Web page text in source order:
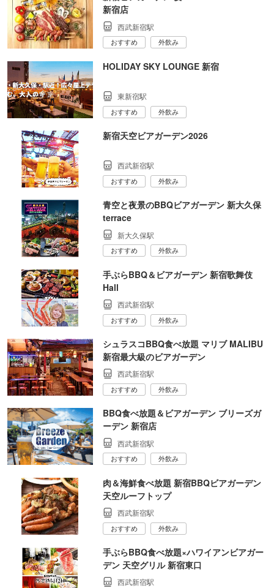
新宿店
西武新宿駅
おすすめ 外飲み
HOLIDAY SKY LOUNGE 新宿
東新宿駅
おすすめ 外飲み
新宿天空ビアガーデン2026
西武新宿駅
おすすめ 外飲み
青空と夜景のBBQビアガーデン 新大久保
terrace
新大久保駅
おすすめ 外飲み
手ぶらBBQ＆ビアガーデン 新宿歌舞伎
Hall
西武新宿駅
おすすめ 外飲み
シュラスコBBQ食べ放題 マリブ MALIBU
新宿最大級のビアガーデン
西武新宿駅
おすすめ 外飲み
BBQ食べ放題＆ビアガーデン ブリーズガ
ーデン 新宿店
西武新宿駅
おすすめ 外飲み
肉＆海鮮食べ放題 新宿BBQビアガーデン
天空ルーフトップ
西武新宿駅
おすすめ 外飲み
手ぶらBBQ食べ放題×ハワイアンビアガー
デン 天空グリル 新宿東口
西武新宿駅